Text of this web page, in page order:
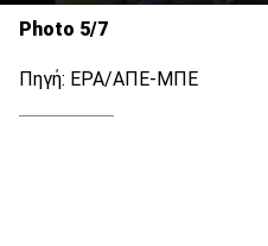
Photo 5/7
Πηγή: EPA/ΑΠΕ-ΜΠΕ